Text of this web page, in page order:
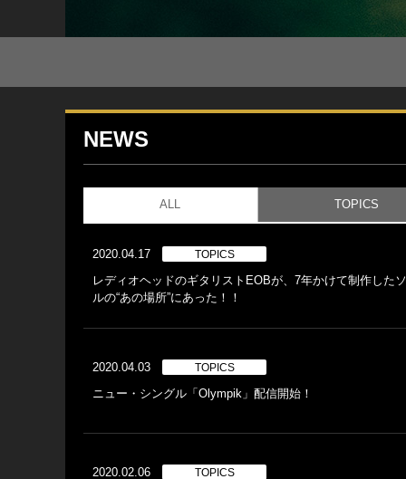
NEWS
ALL TOPICS
2020.04.17 TOPICS
レディオヘッドのギタリストEOBが、7年かけて制作した
ルの“あの場所”にあった！！
2020.04.03 TOPICS
ニュー・シングル「Olympik」配信開始！
2020.02.06 TOPICS